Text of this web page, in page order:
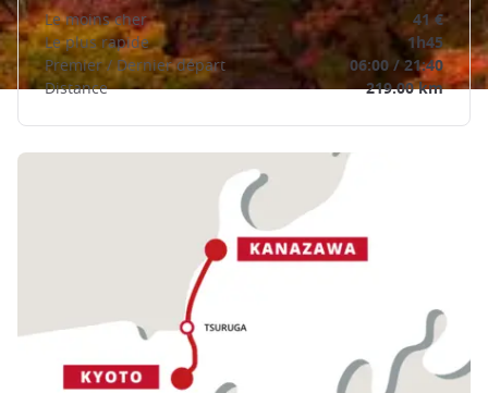
Le moins cher
41 €
Le plus rapide
1h45
Premier / Dernier départ
06:00 / 21:40
Distance
219.00 km